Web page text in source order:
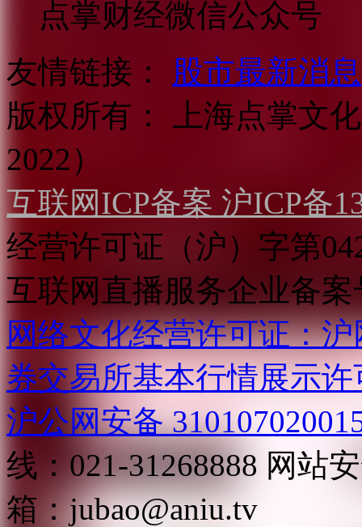
点掌财经微信公众号
友情链接：
股市最新消息
版权所有：
上海点掌文
2022）
互联网ICP备案 沪ICP备
经营许可证（沪）字第
互联网直播服务企业备案
网络文化经营许可证：
券交易所基本行情展示许
沪公网安备
线：021-31268888 网站
箱：jubao@aniu.tv